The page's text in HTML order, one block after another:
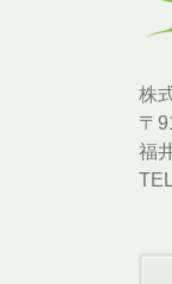
株
〒
福